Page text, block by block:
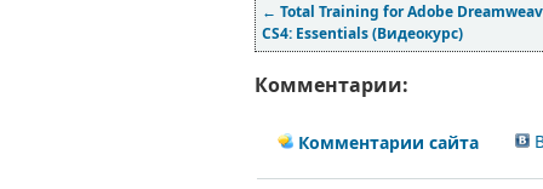
← Total Training for Adobe
CS4: Essentials (Видеокурс)
Комментарии:
Комментарии сайта